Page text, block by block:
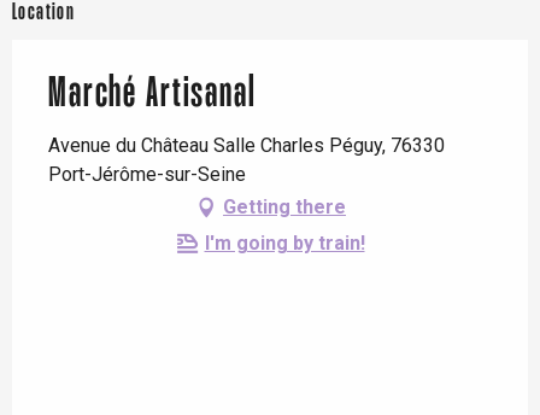
Location
Marché Artisanal
Avenue du Château Salle Charles Péguy, 76330
Port-Jérôme-sur-Seine
Getting there
I'm going by train!